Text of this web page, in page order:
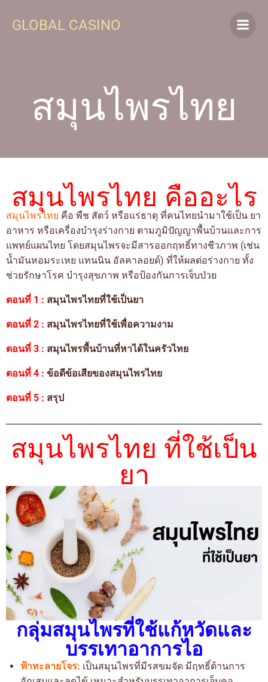
GLOBAL CASINO
สมุนไพรไทย
สมุนไพรไทย คืออะไร
สมุนไพรไทย คือ พืช สัตว์ หรือแร่ธาตุ ที่คนไทยนำมาใช้เป็น ยา
อาหาร หรือเครื่องบำรุงร่างกาย ตามภูมิปัญญาพื้นบ้านและการ
แพทย์แผนไทย โดยสมุนไพรจะมีสารออกฤทธิ์ทางชีวภาพ (เช่น
น้ำมันหอมระเหย แทนนิน อัลคาลอยด์) ที่ให้ผลต่อร่างกาย ทั้ง
ช่วยรักษาโรค บำรุงสุขภาพ หรือป้องกันการเจ็บป่วย
ตอนที่ 1 : สมุนไพรไทยที่ใช้เป็นยา
ตอนที่ 2 : สมุนไพรไทยที่ใช้เพื่อความงาม
ตอนที่ 3 : สมุนไพรพื้นบ้านที่หาได้ในครัวไทย
ตอนที่ 4 : ข้อดีข้อเสียของสมุนไพรไทย
ตอนที่ 5 : สรุป
สมุนไพรไทย ที่ใช้เป็น
ยา
กลุ่มสมุนไพรที่ใช้แก้หวัดและ
บรรเทาอาการไอ
ฟ้าทะลายโจร: เป็นสมุนไพรที่มีรสขมจัด มีฤทธิ์ต้านการ